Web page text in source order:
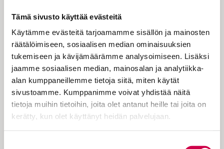
Tämä sivusto käyttää evästeitä
Käytämme evästeitä tarjoamamme sisällön ja mainosten
räätälöimiseen, sosiaalisen median ominaisuuksien
tukemiseen ja kävijämäärämme analysoimiseen. Lisäksi
jaamme sosiaalisen median, mainosalan ja analytiikka-
alan kumppaneillemme tietoja siitä, miten käytät
sivustoamme. Kumppanimme voivat yhdistää näitä
tietoja muihin tietoihin, joita olet antanut heille tai joita on
kerätty, kun olet käyttänyt heidän palvelujaan.
turvallinen tila on huono yritys
korvata hyveet, jotka ovat kadonneet
yhteiskunnasta vuosikymmeniä
sitten. ”Kun palautetaan hyveet,
palautetaan luottamus ihmiseen”, hän
sanoo.